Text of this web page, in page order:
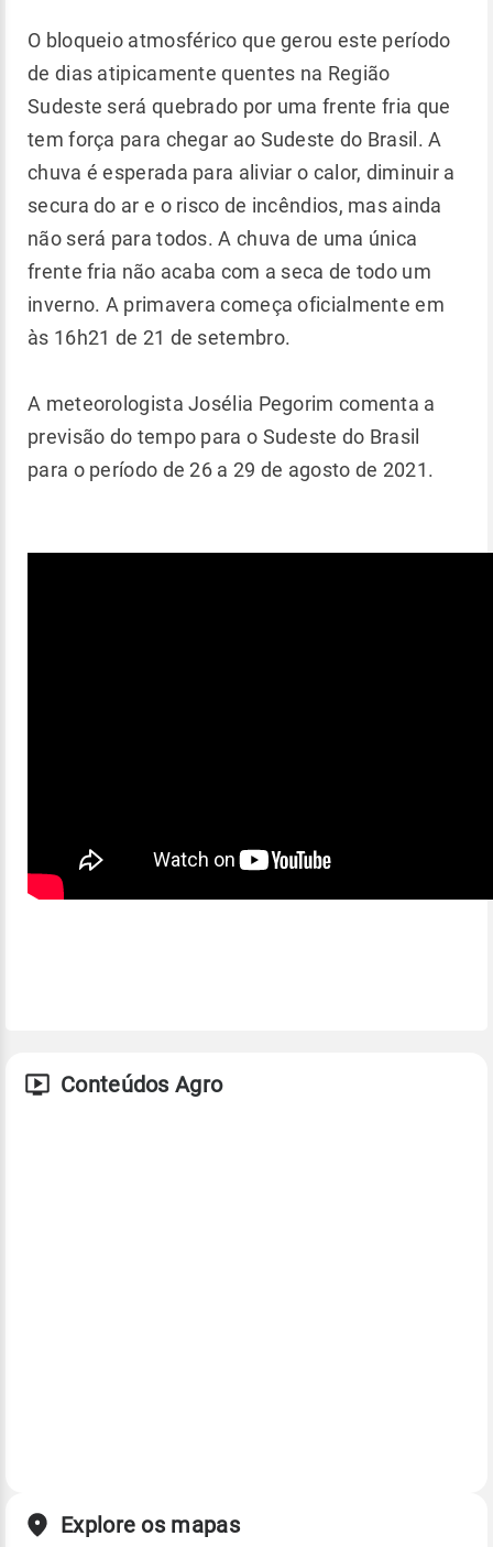
O bloqueio atmosférico que gerou este período
de dias atipicamente quentes na Região
Sudeste será quebrado por uma frente fria que
tem força para chegar ao Sudeste do Brasil. A
chuva é esperada para aliviar o calor, diminuir a
secura do ar e o risco de incêndios, mas ainda
não será para todos. A chuva de uma única
frente fria não acaba com a seca de todo um
inverno. A primavera começa oficialmente em
às 16h21 de 21 de setembro.
A meteorologista Josélia Pegorim comenta a
previsão do tempo para o Sudeste do Brasil
para o período de 26 a 29 de agosto de 2021.
Conteúdos Agro
Explore os mapas